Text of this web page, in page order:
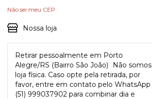
Não sei meu CEP
Nossa loja
Retirar pessoalmente em Porto
Alegre/RS (Bairro São João)
Não somos
loja física. Caso opte pela retirada, por
favor, entre em contato pelo WhatsApp
(51) 999037902 para combinar dia e